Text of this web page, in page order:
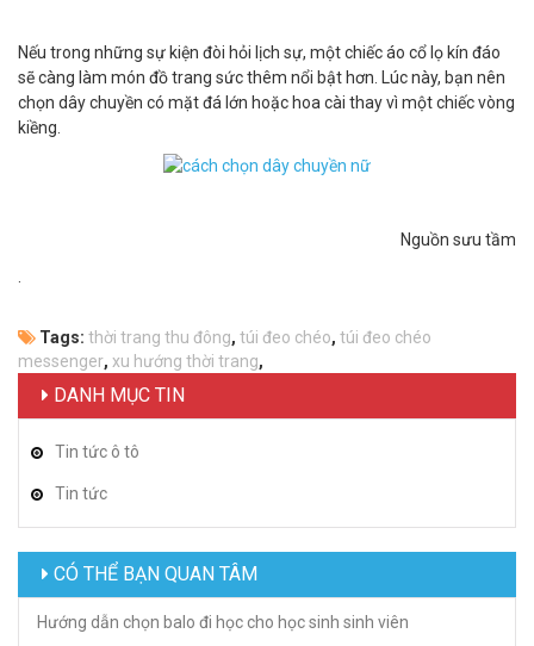
Nếu trong những sự kiện đòi hỏi lịch sự, một chiếc áo cổ lọ kín đáo
sẽ càng làm món đồ trang sức thêm nổi bật hơn. Lúc này, bạn nên
chọn dây chuyền có mặt đá lớn hoặc hoa cài thay vì một chiếc vòng
kiềng.
Nguồn sưu tầm
Tags: thời trang thu đông, túi đeo chéo, túi đeo chéo
messenger, xu hướng thời trang,
DANH MỤC TIN
Tin tức ô tô
Tin tức
CÓ THỂ BẠN QUAN TÂM
Hướng dẫn chọn balo đi học cho học sinh sinh viên